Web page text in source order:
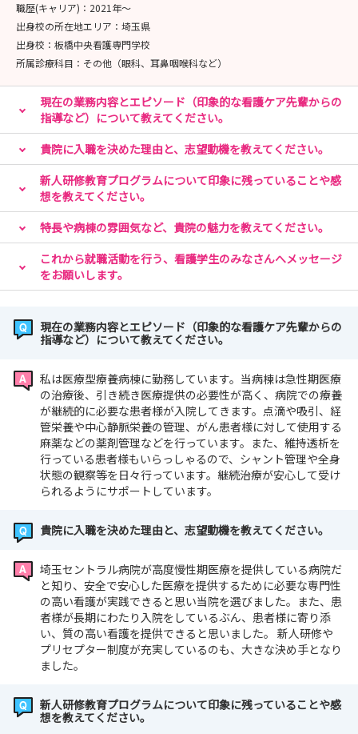
医療法人財団明理会 埼玉セントラル病院 採用担当
〒354-0045
埼玉県入間郡三芳町上富2177
TEL 049-259-0161
FAX 049-259-1229
Mail:central.recruit@ims.gr.jp
職歴(キャリア)： 2021年〜
出身校の所在地エリア： 埼玉県
出身校： 板橋中央看護専門学校
所属診療科目： その他（眼科、耳鼻咽喉科など）
現在の業務内容とエピソード（印象的な看護ケア先輩からの
指導など）について教えてください。
貴院に入職を決めた理由と、志望動機を教えてください。
新人研修教育プログラムについて印象に残っていることや感
想を教えてください。
特長や病棟の雰囲気など、貴院の魅力を教えてください。
これから就職活動を行う、看護学生のみなさんへメッセージ
をお願いします。
現在の業務内容とエピソード（印象的な看護ケア先輩からの
指導など）について教えてください。
私は医療型療養病棟に勤務しています。当病棟は急性期医療
の治療後、引き続き医療提供の必要性が高く、病院での療養
が継続的に必要な患者様が入院してきます。点滴や吸引、経
管栄養や中心静脈栄養の管理、がん患者様に対して使用する
麻薬などの薬剤管理などを行っています。また、維持透析を
行っている患者様もいらっしゃるので、シャント管理や全身
状態の観察等を日々行っています。継続治療が安心して受け
られるようにサポートしています。
貴院に入職を決めた理由と、志望動機を教えてください。
埼玉セントラル病院が高度慢性期医療を提供している病院だ
と知り、安全で安心した医療を提供するために必要な専門性
の高い看護が実践できると思い当院を選びました。また、患
者様が長期にわたり入院をしているぶん、患者様に寄り添
い、質の高い看護を提供できると思いました。 新人研修や
プリセプター制度が充実しているのも、大きな決め手となり
ました。
新人研修教育プログラムについて印象に残っていることや感
想を教えてください。